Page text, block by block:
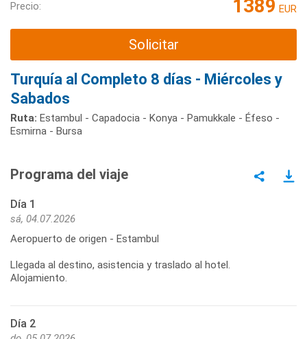
Precio: 1389 EUR
Solicitar
Turquía al Completo 8 días - Miércoles y
Sabados
Ruta: Estambul - Capadocia - Konya - Pamukkale - Éfeso -
Esmirna - Bursa
Programa del viaje
Día 1
sá, 04.07.2026
Aeropuerto de origen - Estambul
Llegada al destino, asistencia y traslado al hotel.
Alojamiento.
Día 2